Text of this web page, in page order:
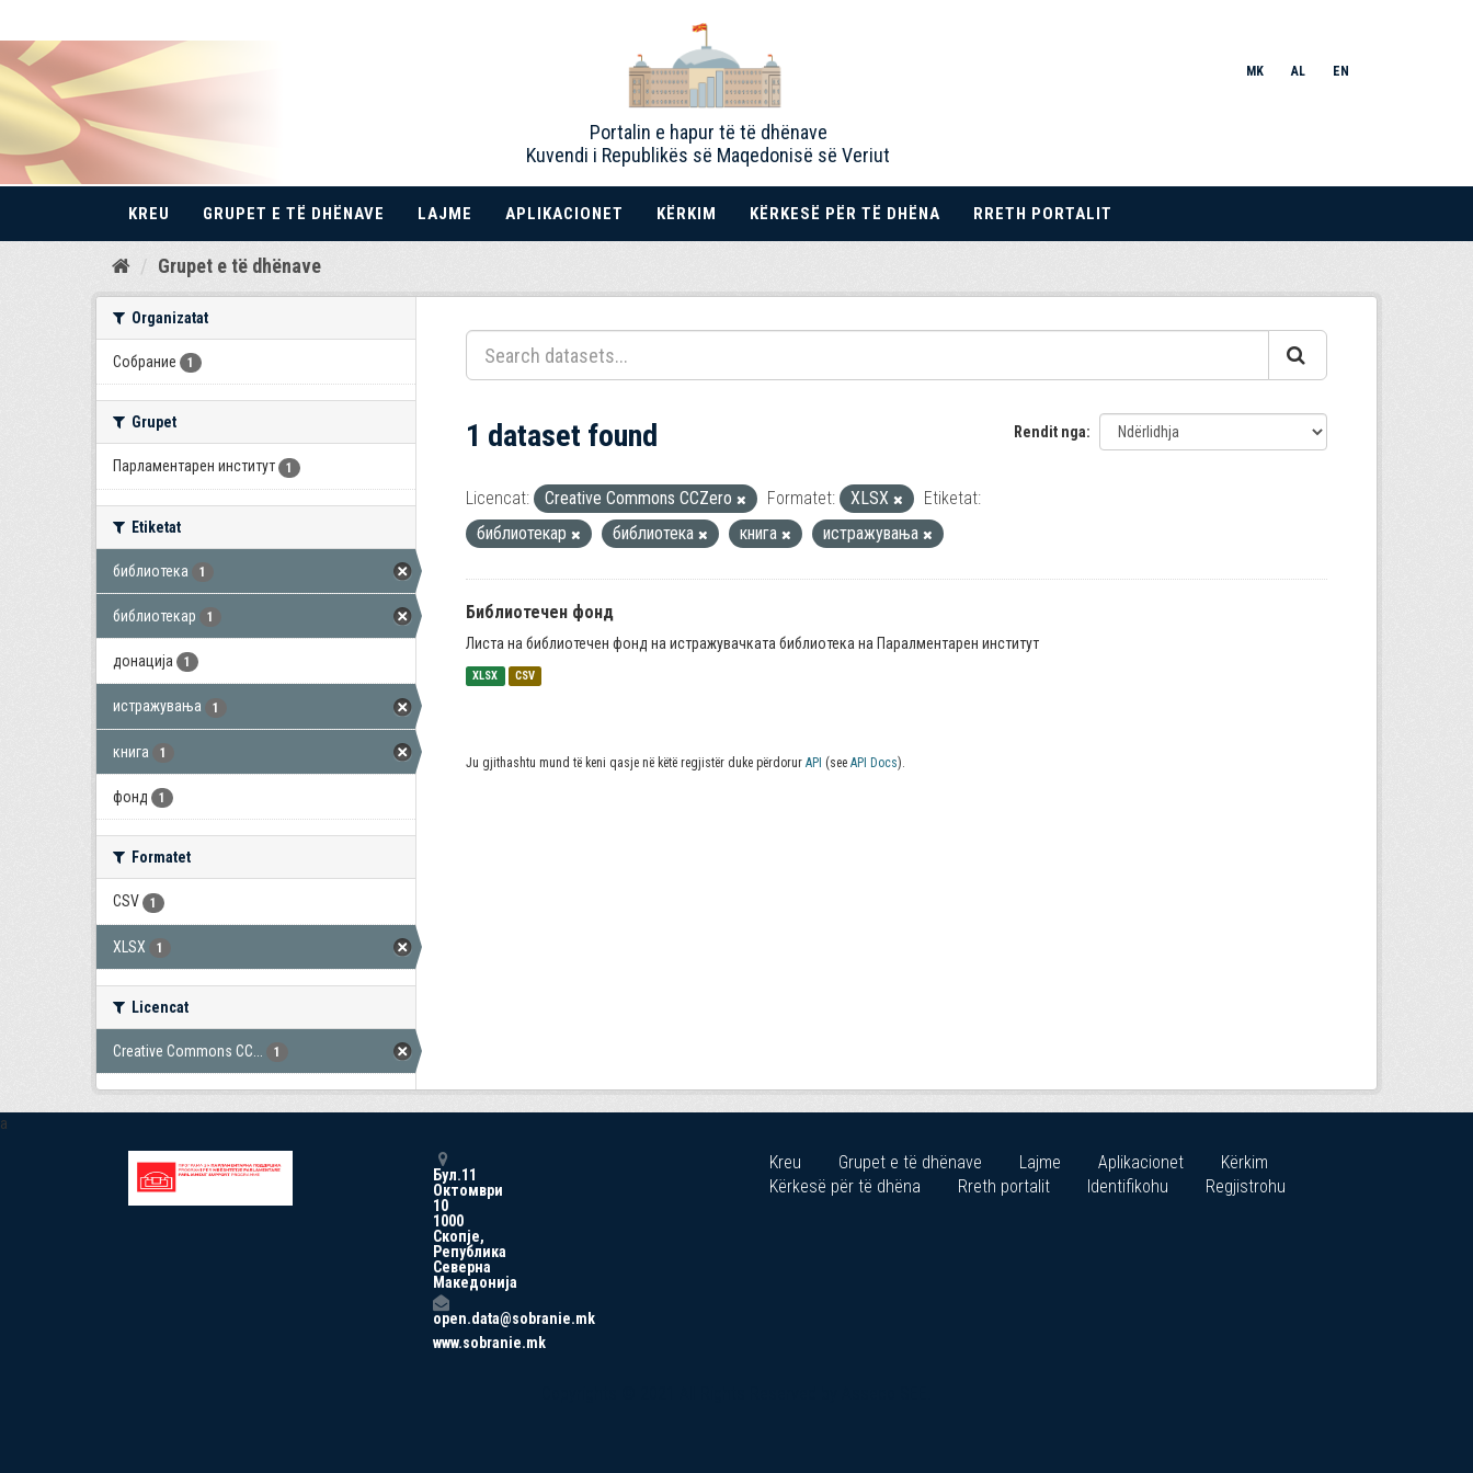
Kalo
Portalin e hapur të të dhënave
Kuvendi i Republikës së Maqedonisë së Veriut
MK AL EN
KREU GRUPET E TË DHËNAVE LAJME APLIKACIONET KËRKIM KËRKESË PËR TË DHËNA RRETH PORTALIT
Grupet e të dhënave
Organizatat
Собрание 1
Grupet
Парламентарен институт 1
Etiketat
библиотека 1
библиотекар 1
донација 1
истражувања 1
книга 1
фонд 1
Formatet
CSV 1
XLSX 1
Licencat
Creative Commons CC... 1
Rendit nga
1 dataset found
Licencat: Creative Commons CCZero Formatet: XLSX
Etiketat:
библиотекар
библиотека книга истражувања
Библиотечен фонд
Листа на библиотечен фонд на истражувачката библиотека на Паралментарен институт
XLSX CSV
Ju gjithashtu mund të keni qasje në këtë regjistër duke përdorur API (see API Docs).
a
Бул.11
Октомври
10
1000
Скопје,
Република
Северна
Македонија
open.data@sobranie.mk
www.sobranie.mk
Kreu Grupet e të dhënave Lajme Aplikacionet
Kërkim
Kërkesë për të dhëna
Rreth portalit Identifikohu Regjistrohu